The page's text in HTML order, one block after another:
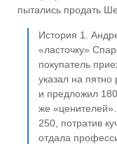
пытались продать
История 1.
«ласточку»
покупатель
указал на
и предложил
же
250, потратив
отдала